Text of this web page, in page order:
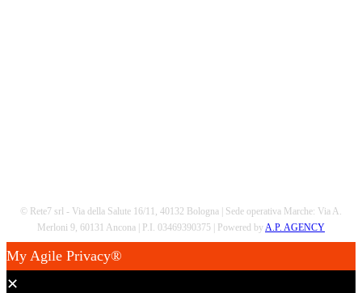
© Rete7 srl - Via della Salute 16/11, 40132 Bologna | Sede operativa Marche: Via A.
Merloni 9, 60131 Ancona | P.I. 03469390375 | Powered by A.P. AGENCY
My Agile Privacy®
✕